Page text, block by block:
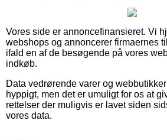
Vores side er annoncefinansieret. Vi
webshops og annoncerer firmaernes
ifald en af de besøgende på vores
indkøb.
Data vedrørende varer og
hyppigt, men det er umuligt for os at
rettelser der muligvis er lavet siden
vores data.